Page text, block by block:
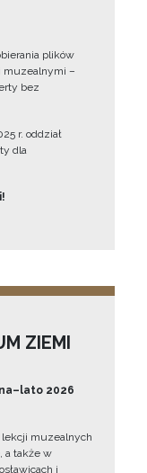
plików
muzealnymi –
bez
r. oddział
dla
ZIEMI
2026
lekcji muzealnych
a także w
i